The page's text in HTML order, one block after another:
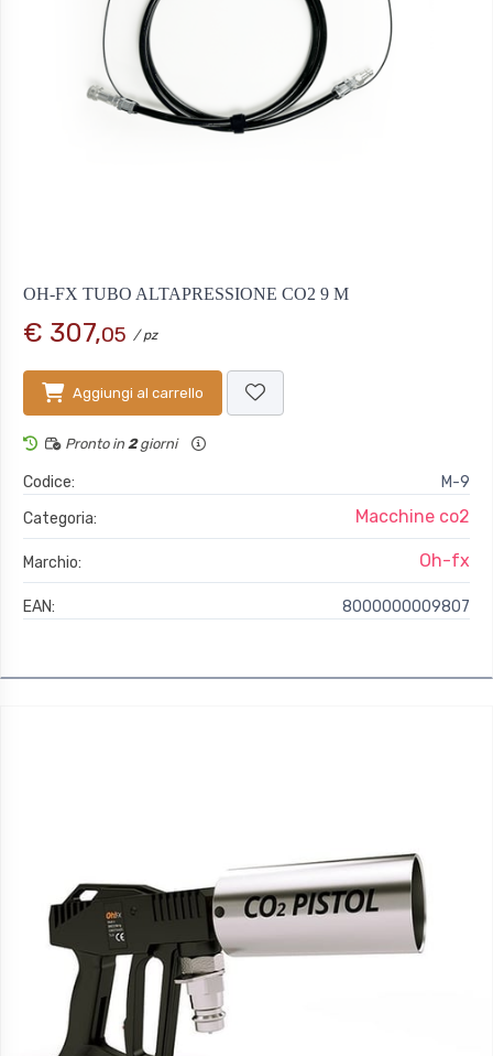
OH-FX TUBO ALTAPRESSIONE CO2 9 M
€ 307,05 / pz
Aggiungi al carrello
Pronto in 2giorni
Codice:
M-9
Categoria:
Macchine co2
Marchio: Oh-fx
EAN: 8000000009807